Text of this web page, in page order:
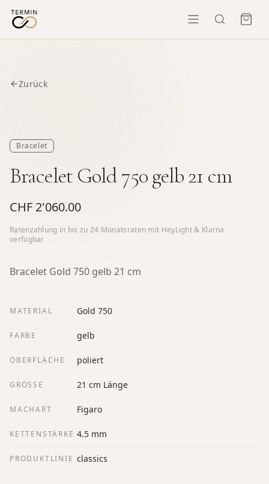
Zurück
Bracelet
Bracelet Gold 750 gelb 21 cm
CHF 2'060.00
Ratenzahlung in bis zu 24 Monatsraten mit HeyLight & Klarna
verfügbar
Bracelet Gold 750 gelb 21 cm
MATERIAL Gold 750
FARBE gelb
OBERFLÄCHE poliert
GRÖSSE 21 cm Länge
MACHART Figaro
KETTENSTÄRKE 4.5 mm
PRODUKTLINIE classics